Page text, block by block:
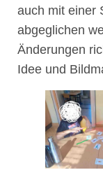
auch mit einer
abgeglichen
Änderungen
Idee und